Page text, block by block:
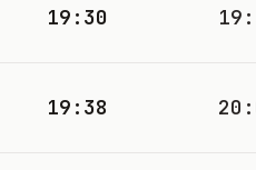
19:30
19:38